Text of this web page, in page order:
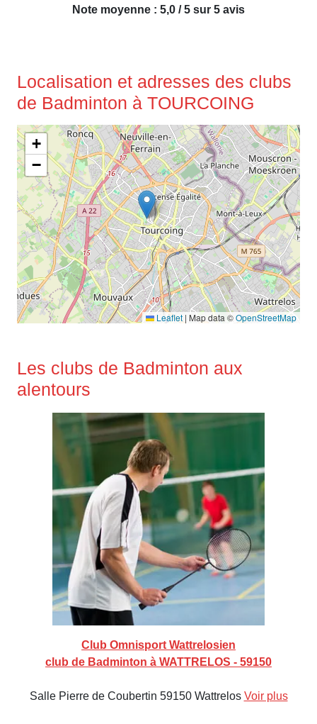
Note moyenne : 5,0 / 5 sur 5 avis
Localisation et adresses des clubs
de Badminton à TOURCOING
+
−
Leaflet | Map data ©OpenStreetMap
Les clubs de Badminton aux
alentours
Club Omnisport Wattrelosien
club de Badminton à WATTRELOS - 59150
Salle Pierre de Coubertin 59150 Wattrelos Voir plus